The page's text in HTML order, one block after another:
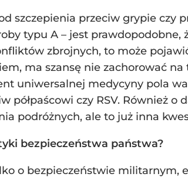
szczepienia przeciw grypie czy
typu A – jest prawdopodobne,
zbrojnych, to może
ma szansę nie zachorować na
uniwersalnej medycyny pola
półpaścowi czy RSV. Również o
podróżnych, ale to już inna
bezpieczeństwa państwa?
o bezpieczeństwie militarnym,